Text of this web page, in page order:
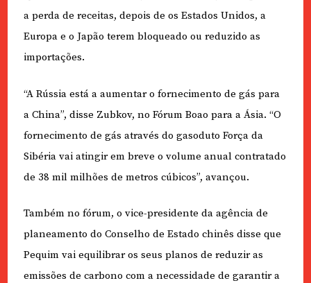
a perda de receitas, depois de os Estados Unidos, a
Europa e o Japão terem bloqueado ou reduzido as
importações.
“A Rússia está a aumentar o fornecimento de gás para
a China”, disse Zubkov, no Fórum Boao para a Ásia. “O
fornecimento de gás através do gasoduto Força da
Sibéria vai atingir em breve o volume anual contratado
de 38 mil milhões de metros cúbicos”, avançou.
Também no fórum, o vice-presidente da agência de
planeamento do Conselho de Estado chinês disse que
Pequim vai equilibrar os seus planos de reduzir as
emissões de carbono com a necessidade de garantir a